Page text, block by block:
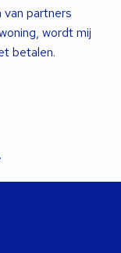
van partners
wordt mij
betalen.